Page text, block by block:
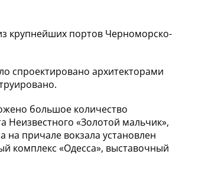
крупнейших портов Черноморско-
спроектировано архитекторами
большое количество
Неизвестного «Золотой мальчик»,
причале вокзала установлен
комплекс «Одесса», выставочный